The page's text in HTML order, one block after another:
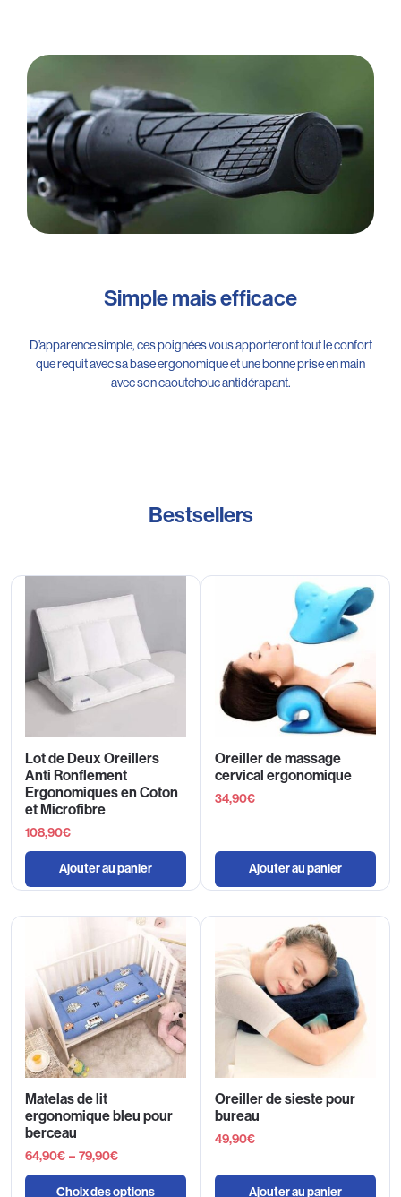
Simple mais efficace
D’apparence simple, ces poignées vous apporteront tout le confort
que requit avec sa base ergonomique et une bonne prise en main
avec son caoutchouc antidérapant.
Bestsellers
Lot de Deux Oreillers
Anti Ronflement
Ergonomiques en Coton
et Microfibre
108,90€
Ajouter au panier
Oreiller de massage
cervical ergonomique
34,90€
Ajouter au panier
Matelas de lit
ergonomique bleu pour
berceau
64,90€ – 79,90€
Choix des options
Oreiller de sieste pour
bureau
49,90€
Ajouter au panier